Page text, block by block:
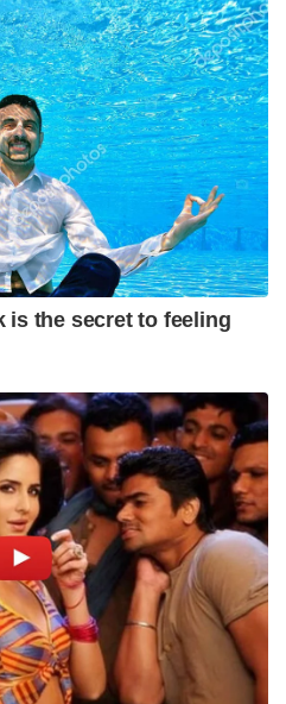
കർ മെഡിക്കൽ
പീഡിപ്പിക്കപ്പെട്ട്
മമത സർക്കാരും ബംഗാൾ
ശേഖർ റോയ്
ഭാരതത്തിന്റെ
സ്ത്രീത്വത്തെയും
തൃണമൂലിൽ
കൊള്ളയും മാത്രമാണ്
ജനങ്ങൾ ബിജെപിക്ക്
അദ്ദേഹം
കള്ളന്മാരും
മാത്രമാണ് ഇപ്പോൾ
യഥാർത്ഥ
നിൽക്കാൻ
തോൽവിക്ക് പിന്നാലെ
പാർട്ടിയിൽ
പ്രതിപക്ഷ